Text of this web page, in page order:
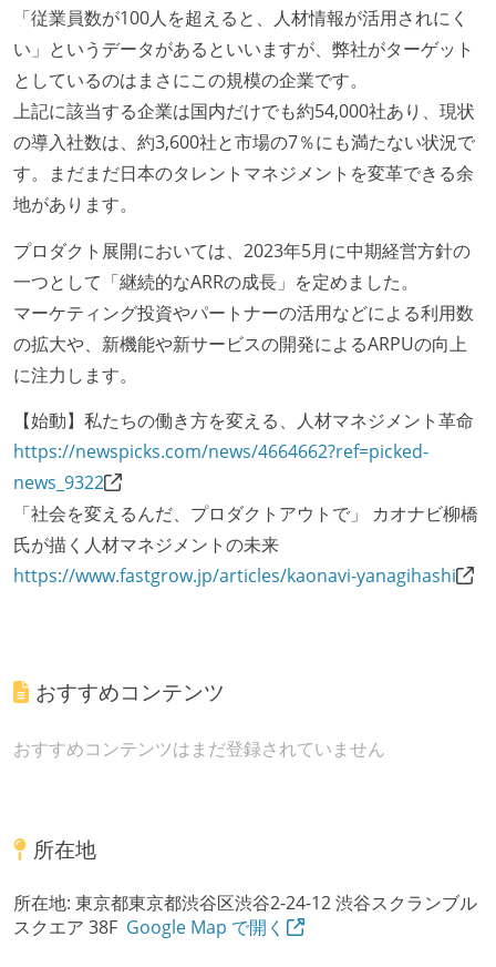
「従業員数が100人を超えると、人材情報が活用されにく
い」というデータがあるといいますが、弊社がターゲット
としているのはまさにこの規模の企業です。
上記に該当する企業は国内だけでも約54,000社あり、現状
の導入社数は、約3,600社と市場の7％にも満たない状況で
す。まだまだ日本のタレントマネジメントを変革できる余
地があります。
プロダクト展開においては、2023年5月に中期経営方針の
一つとして「継続的なARRの成長」を定めました。
マーケティング投資やパートナーの活用などによる利用数
の拡大や、新機能や新サービスの開発によるARPUの向上
に注力します。
【始動】私たちの働き方を変える、人材マネジメント革命
https://newspicks.com/news/4664662?ref=picked-
news_9322
「社会を変えるんだ、プロダクトアウトで」 カオナビ柳橋
氏が描く人材マネジメントの未来
https://www.fastgrow.jp/articles/kaonavi-yanagihashi
おすすめコンテンツ
おすすめコンテンツはまだ登録されていません
所在地
所在地: 東京都東京都渋谷区渋谷2-24-12 渋谷スクランブル
スクエア 38F Google Map で開く